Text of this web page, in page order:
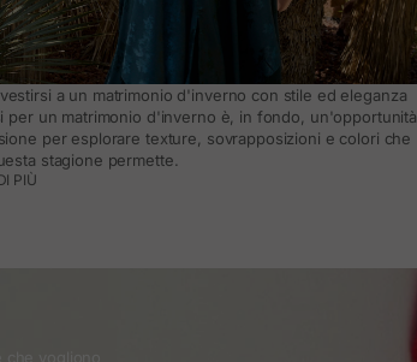
al quotidiano
a un matrimonio d'inverno con stile ed eleganza
per un matrimonio d'inverno è, in fondo, un'opportunità.
per esplorare texture, sovrapposizioni e colori che
stagione permette.
PIÙ